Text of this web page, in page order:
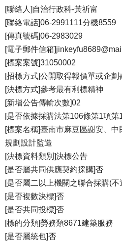
[聯絡人]自治行政科-黃祈富
[聯絡電話]06-2991111分機8559
[傳真號碼]06-2983029
[電子郵件信箱
[標案案號]31050002
[招標方式]公開取得報價單或企劃
[決標方式]參考最有利標精神
[新增公告傳輸次數]02
[是否依據採購法第106條第1項第
[標案名稱]臺南市麻豆區謝安、
規劃設計監造
[決標資料類別]決標公告
[是否屬共同供應契約採購]否
[是否屬二以上機關之聯合採購(
[是否複數決標]否
[是否共同投標]否
[標的分類]勞務類8671建築服務
[是否屬統包]否